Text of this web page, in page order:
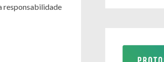
responsabilidade